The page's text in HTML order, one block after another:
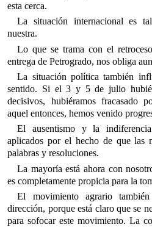
esta cerca.
La situación internacional es
nuestra.
Lo que se trama con el
entrega de Petrogrado, nos obliga
La situación política también
sentido. Si el 3 y 5 de julio
decisivos, hubiéramos fracasado
aquel entonces, hemos venido
El ausentismo y la
aplicados por el hecho de que las
palabras y resoluciones.
La mayoría está ahora con
es completamente propicia para la
El movimiento agrario
dirección, porque está claro que se
para sofocar este movimiento. La